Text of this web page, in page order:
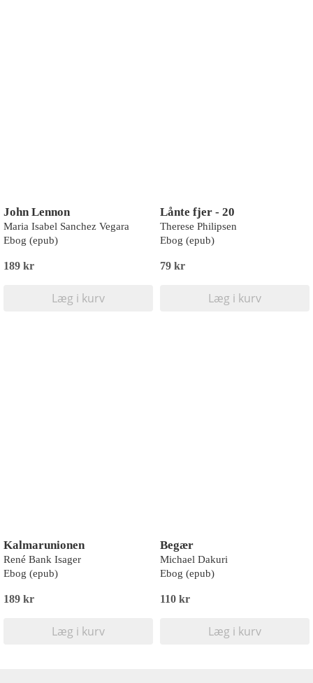
John Lennon
Maria Isabel Sanchez Vegara
Ebog (epub)
189 kr
Læg i kurv
Lånte fjer - 20
Therese Philipsen
Ebog (epub)
79 kr
Læg i kurv
Kalmarunionen
René Bank Isager
Ebog (epub)
189 kr
Læg i kurv
Begær
Michael Dakuri
Ebog (epub)
110 kr
Læg i kurv